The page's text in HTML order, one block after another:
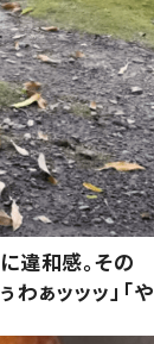
違和感。その
ぁッッッ」「や